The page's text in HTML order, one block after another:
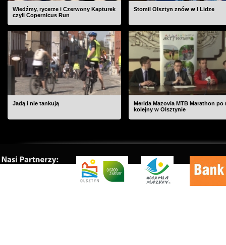
Wiedźmy, rycerze i Czerwony Kapturek
czyli Copernicus Run
Stomil Olsztyn znów w I Lidze
Jadą i nie tankują
Merida Mazovia MTB Marathon po
kolejny w Olsztynie